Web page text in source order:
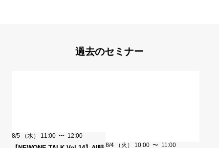
過去のセミナー
8/5 （水） 11:00 〜 12:00
8/4 （火） 10:00 〜 11:00